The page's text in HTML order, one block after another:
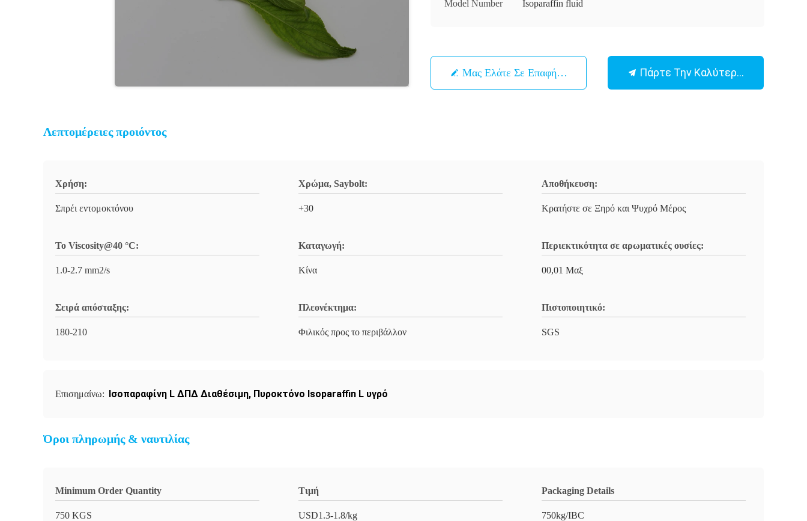
Model Number Isoparaffin fluid
Μας Ελάτε Σε Επαφή Με Πάρτε Την Καλύτερη Τιμή
Λεπτομέρειες προιόντος
Χρήση:
Σπρέι εντομοκτόνου
Χρώμα, Saybolt:
+30
Αποθήκευση:
Κρατήστε σε Ξηρό και Ψυχρό Μέρος
Το Viscosity@40 °C:
1.0-2.7 mm2/s
Καταγωγή:
Κίνα
Περιεκτικότητα σε αρωματικές ουσίες:
00,01 Μαξ
Σειρά απόσταξης:
180-210
Πλεονέκτημα:
Φιλικός προς το περιβάλλον
Πιστοποιητικό:
SGS
Επισημαίνω: Ισοπαραφίνη L ΔΠΔ Διαθέσιμη, Πυροκτόνο Isoparaffin L υγρό
Όροι πληρωμής & ναυτιλίας
Minimum Order Quantity
750 KGS
Τιμή
USD1.3-1.8/kg
Packaging Details
750kg/IBC